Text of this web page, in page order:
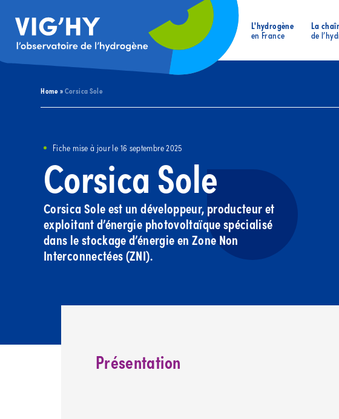
L'hydrogène
en France
La
de
Home»Corsica Sole
Fiche mise à jour le 16 septembre 2025
Corsica Sole
Corsica Sole est un développeur, producteur et
exploitant d’énergie photovoltaïque spécialisé
dans le stockage d’énergie en Zone Non
Interconnectées (ZNI).
Présentation